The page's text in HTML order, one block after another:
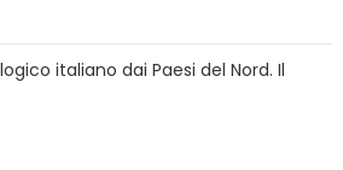
italiano dai Paesi del Nord. Il